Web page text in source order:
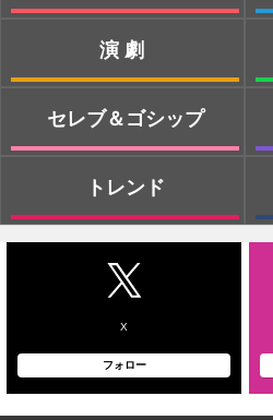
演劇
セレブ＆ゴシップ
トレンド
X
フォロー